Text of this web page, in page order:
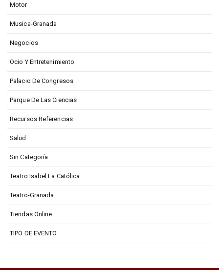
Motor
Musica-Granada
Negocios
Ocio Y Entretenimiento
Palacio De Congresos
Parque De Las Ciencias
Recursos Referencias
Salud
Sin Categoría
Teatro Isabel La Católica
Teatro-Granada
Tiendas Online
TIPO DE EVENTO